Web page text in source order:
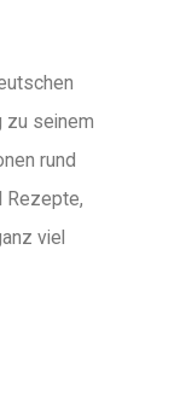
zu seinem
rund
Rezepte,
viel